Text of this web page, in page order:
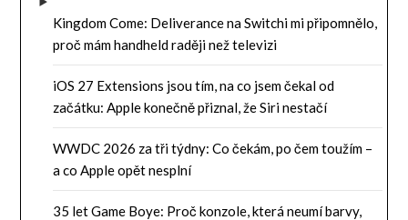
Kingdom Come: Deliverance na Switchi mi připomnělo,
proč mám handheld raději než televizi
iOS 27 Extensions jsou tím, na co jsem čekal od
začátku: Apple konečně přiznal, že Siri nestačí
WWDC 2026 za tři týdny: Co čekám, po čem toužím –
a co Apple opět nesplní
35 let Game Boye: Proč konzole, která neumí barvy,